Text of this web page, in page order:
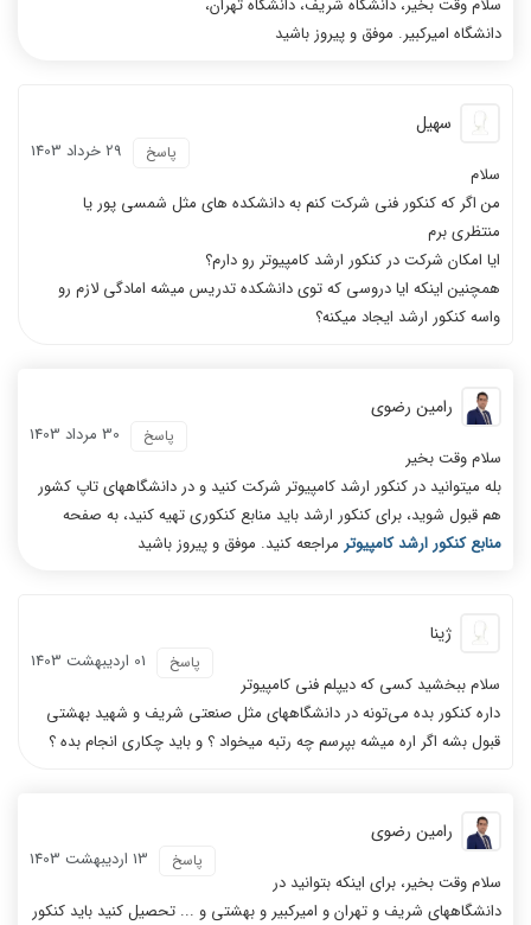
سلام وقت بخیر، دانشگاه شریف، دانشگاه تهران،
دانشگاه امیرکبیر. موفق و پیروز باشید
سهیل
29 خرداد 1403 پاسخ
سلام
من اگر که کنکور فنی شرکت کنم به دانشکده های مثل شمسی پور یا
منتظری برم
ایا امکان شرکت در کنکور ارشد کامپیوتر رو دارم؟
همچنین اینکه ایا دروسی که توی دانشکده تدریس میشه امادگی لازم رو
واسه کنکور ارشد ایجاد میکنه؟
رامین رضوی
30 مرداد 1403 پاسخ
سلام وقت بخیر
بله میتوانید در کنکور ارشد کامپیوتر شرکت کنید و در دانشگاههای تاپ کشور
هم قبول شوید، برای کنکور ارشد باید منابع کنکوری تهیه کنید، به صفحه
منابع کنکور ارشد کامپیوتر مراجعه کنید. موفق و پیروز باشید
ژینا
01 ارديبهشت 1403 پاسخ
سلام ببخشید کسی که دیپلم فنی کامپیوتر
داره کنکور بده می‌تونه در دانشگاههای مثل صنعتی شریف و شهید بهشتی
قبول بشه اگر اره میشه بپرسم چه رتبه میخواد ؟ و باید چکاری انجام بده ؟
رامین رضوی
13 ارديبهشت 1403 پاسخ
سلام وقت بخیر، برای اینکه بتوانید در
دانشگاههای شریف و تهران و امیرکبیر و بهشتی و ... تحصیل کنید باید کنکور